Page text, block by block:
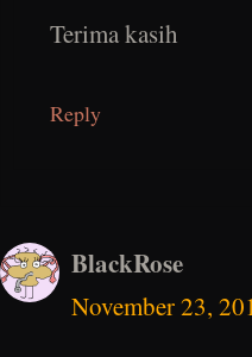
Terima kasih
Reply
BlackRose
November 23,